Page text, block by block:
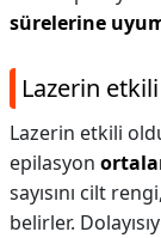
sürelerine
Lazerin
Lazerin etkili
epilasyon
sayısını cilt
belirler.